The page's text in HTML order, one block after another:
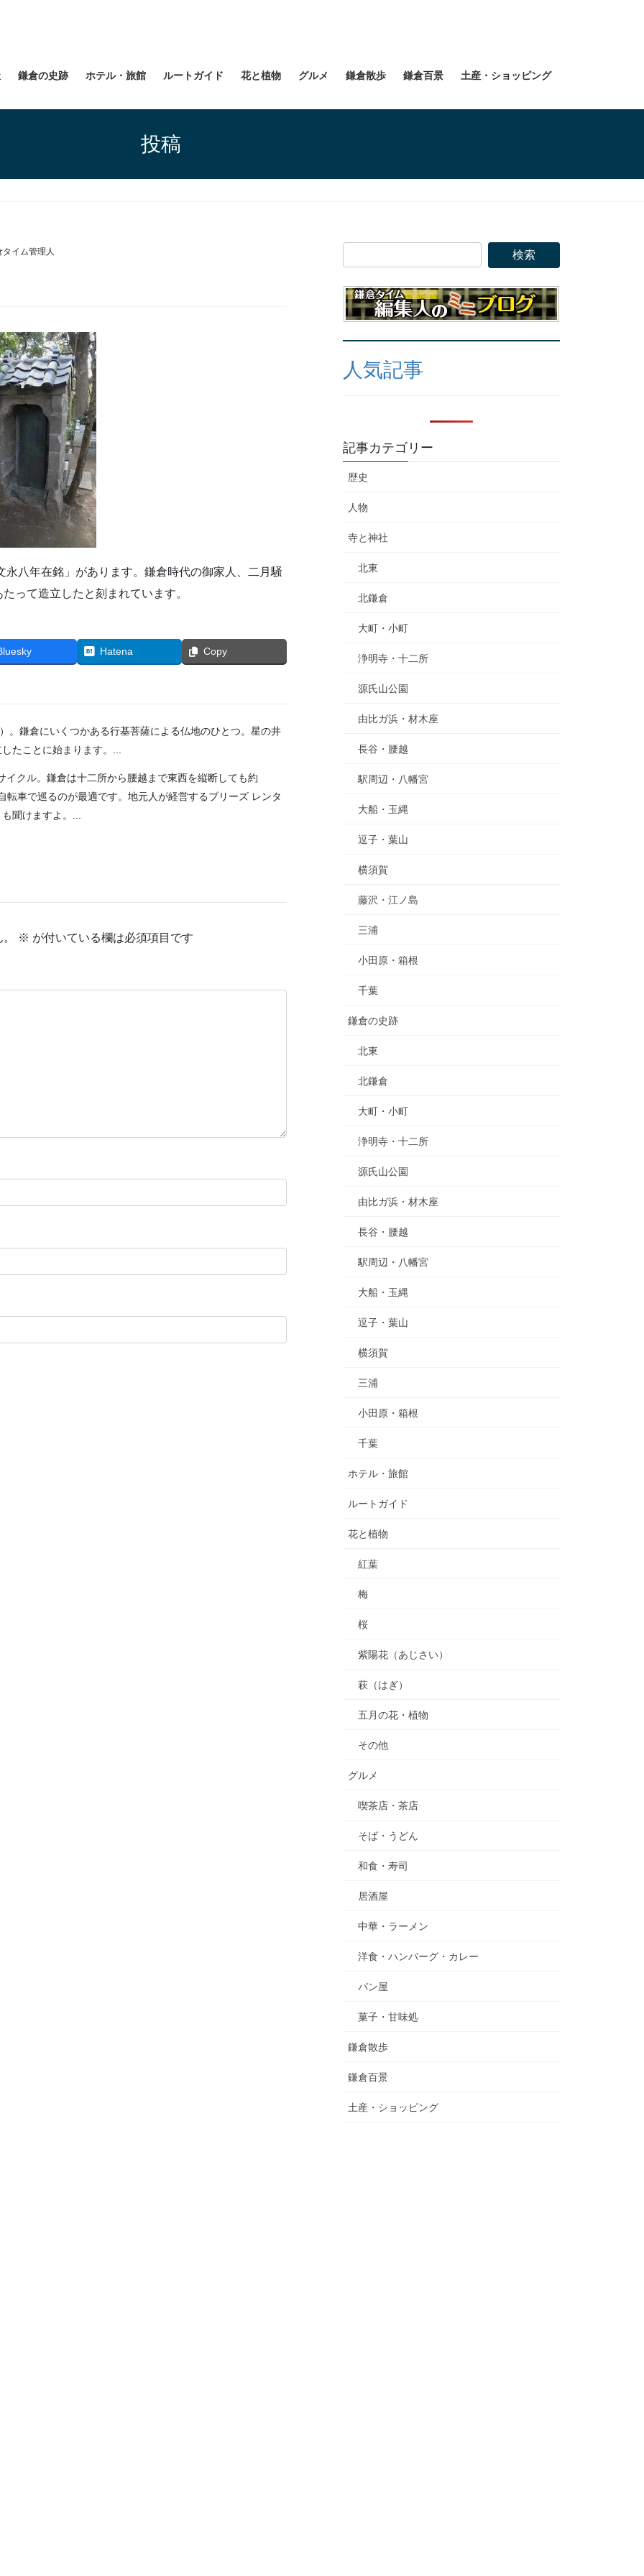
鎌倉の史跡 ホテル・旅館 ルートガイド 花と植物 グルメ 鎌倉散歩 鎌倉百景 土産・ショッピング
投稿
タイム管理人
八年在銘」があります。鎌倉時代の御家人、二月騒
って造立したと刻まれています。
Hatena Copy
。鎌倉にいくつかある行基菩薩による仏地のひとつ。星の井
たことに始まります。...
イクル。鎌倉は十二所から腰越まで東西を縦断しても約
車で巡るのが最適です。地元人が経営するブリーズ レンタ
聞けますよ。...
※ が付いている欄は必須項目です
人気記事
記事カテゴリー
歴史
人物
寺と神社
北東
北鎌倉
大町・小町
浄明寺・十二所
源氏山公園
由比ガ浜・材木座
長谷・腰越
駅周辺・八幡宮
大船・玉縄
逗子・葉山
横須賀
藤沢・江ノ島
三浦
小田原・箱根
千葉
鎌倉の史跡
北東
北鎌倉
大町・小町
浄明寺・十二所
源氏山公園
由比ガ浜・材木座
長谷・腰越
駅周辺・八幡宮
大船・玉縄
逗子・葉山
横須賀
三浦
小田原・箱根
千葉
ホテル・旅館
ルートガイド
花と植物
紅葉
梅
桜
紫陽花（あじさい）
萩（はぎ）
五月の花・植物
その他
グルメ
喫茶店・茶店
そば・うどん
和食・寿司
居酒屋
中華・ラーメン
洋食・ハンバーグ・カレー
パン屋
菓子・甘味処
鎌倉散歩
鎌倉百景
土産・ショッピング